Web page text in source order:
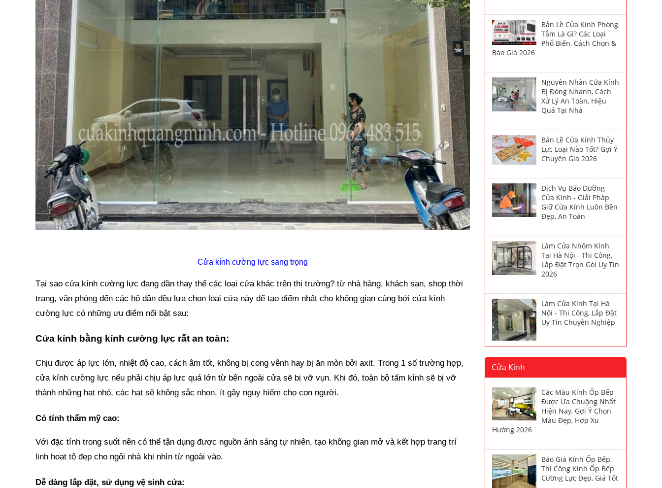
Cửa kính cường lực sang trọng
Tại sao cửa kính cường lực đang dần thay thế các loại cửa khác trên thị trường? từ nhà hàng, khách sạn, shop thời
trang, văn phòng đến các hộ dân đều lựa chọn loại cửa này để tạo điểm nhất cho không gian cùng bởi cửa kính
cường lực có những ưu điểm nổi bật sau:
Cửa kính bằng kính cường lực rất an toàn:
Chịu được áp lực lớn, nhiệt độ cao, cách âm tốt, không bị cong vênh hay bị ăn mòn bởi axit. Trong 1 số trường hợp,
cửa kính cường lực nếu phải chịu áp lực quá lớn từ bên ngoài cửa sẽ bị vỡ vụn. Khi đó, toàn bộ tấm kính sẽ bị vỡ
thành những hạt nhỏ, các hạt sẽ không sắc nhọn, ít gây nguy hiểm cho con người.
Có tính thẩm mỹ cao:
Với đặc tính trong suốt nên có thể tận dụng được nguồn ánh sáng tự nhiên, tạo không gian mở và kết hợp trang trí
linh hoạt tô đẹp cho ngôi nhà khi nhìn từ ngoài vào.
Dễ dàng lắp đặt, sử dụng vệ sinh cửa:
Bản Lề Cửa Kính Phòng
Tắm Là Gì? Các Loại
Phổ Biến, Cách Chọn &
Báo Giá 2026
Nguyên Nhân Cửa Kính
Bị Đóng Nhanh, Cách
Xử Lý An Toàn, Hiệu
Quả Tại Nhà
Bản Lề Cửa Kính Thủy
Lực Loại Nào Tốt? Gợi Ý
Chuyên Gia 2026
Dịch Vụ Bảo Dưỡng
Cửa Kính - Giải Pháp
Giữ Cửa Kính Luôn Bền
Đẹp, An Toàn
Làm Cửa Nhôm Kính
Tại Hà Nội - Thi Công,
Lắp Đặt Trọn Gói Uy Tín
2026
Làm Cửa Kính Tại Hà
Nội - Thi Công, Lắp Đặt
Uy Tín Chuyên Nghiệp
Cửa Kính
Các Màu Kính Ốp Bếp
Được Ưa Chuộng Nhất
Hiện Nay, Gợi Ý Chọn
Màu Đẹp, Hợp Xu
Hướng 2026
Báo Giá Kính Ốp Bếp,
Thi Công Kính Ốp Bếp
Cường Lực Đẹp, Giá Tốt